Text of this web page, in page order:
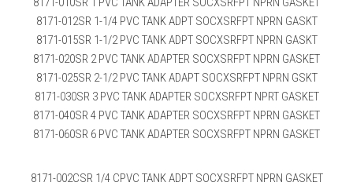
8171-012SR 1-1/4 PVC TANK ADPT SOCXSRFPT NPRN GASKT
8171-015SR 1-1/2 PVC TANK ADPT SOCXSRFPT NPRN GASKT
8171-020SR 2 PVC TANK ADAPTER SOCXSRFPT NPRN GASKET
8171-025SR 2-1/2 PVC TANK ADAPT SOCXSRFPT NPRN GSKT
8171-030SR 3 PVC TANK ADAPTER SOCXSRFPT NPRT GASKET
8171-040SR 4 PVC TANK ADAPTER SOCXSRFPT NPRN GASKET
8171-060SR 6 PVC TANK ADAPTER SOCXSRFPT NPRN GASKET
8171-002CSR 1/4 CPVC TANK ADPT SOCXSRFPT NPRN GASKET